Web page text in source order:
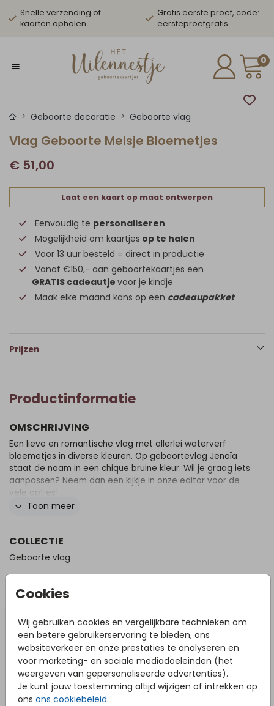
Snelle verzending of
kaarten ophalen
Gratis eerste proef, code:
eersteproefgratis
0
Cookies
Wij gebruiken cookies en vergelijkbare technieken om
een betere gebruikerservaring te bieden, ons
websiteverkeer en onze prestaties te analyseren en
voor marketing- en sociale mediadoeleinden (het
weergeven van gepersonaliseerde advertenties).
Je kunt jouw toestemming altijd wijzigen of intrekken op
ons ons cookiebeleid.
Geboorte decoratie Geboorte vlag
Vlag Geboorte Meisje Bloemetjes
€ 51,00
Laat een kaart op maat ontwerpen
Eenvoudig te personaliseren
Mogelijkheid om kaartjes op te halen
Voor 13 uur besteld = direct in productie
Vanaf €150,- aan geboortekaartjes een
GRATIS cadeautje voor je kindje
Maak elke maand kans op een cadeaupakket
Prijzen
Productinformatie
OMSCHRIJVING
Een lieve en romantische vlag met allerlei waterverf
bloemetjes in diverse kleuren. Op geboortevlag Jenaïa
staat de naam in een chique bruine kleur. Wil je graag iets
aanpassen? Neem dan een kijkje in onze editor voor de
vele opties!
Toon meer
COLLECTIE
Geboorte vlag
DIT VIND JE MISSCHIEN OOK LEUK